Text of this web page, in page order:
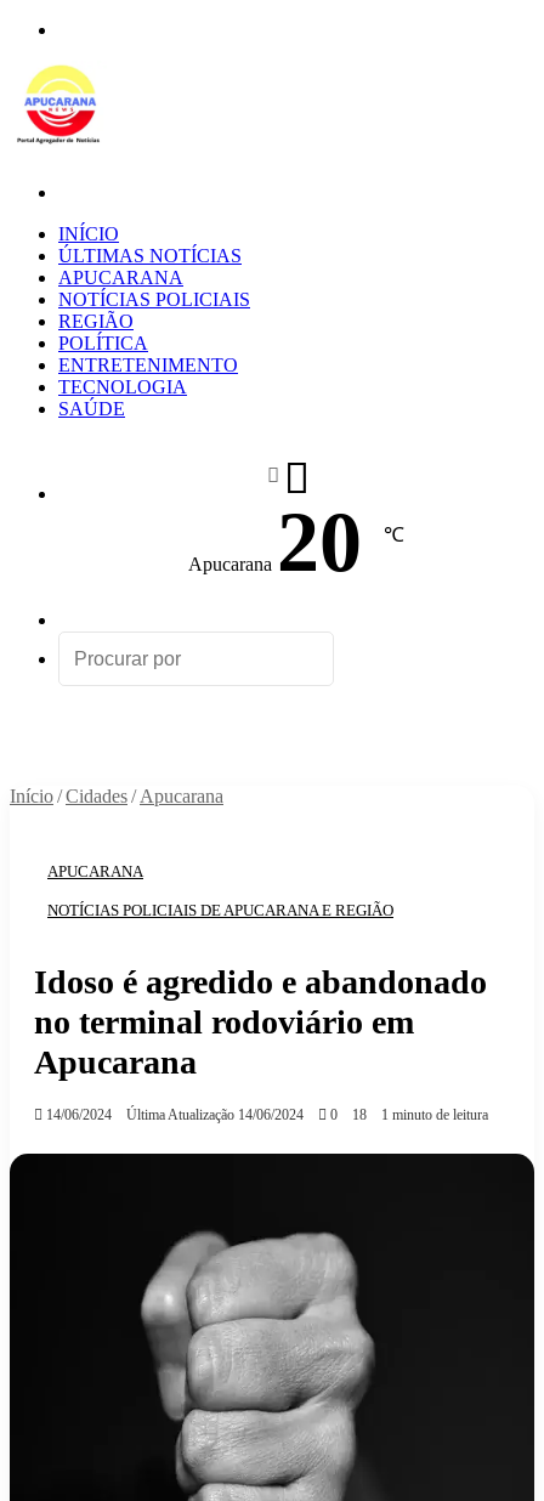
INÍCIO
ÚLTIMAS NOTÍCIAS
APUCARANA
NOTÍCIAS POLICIAIS
REGIÃO
POLÍTICA
ENTRETENIMENTO
TECNOLOGIA
SAÚDE
Apucarana 20 ℃
aleatório
Início/Cidades/ Apucarana
APUCARANA
NOTÍCIAS POLICIAIS DE APUCARANA E REGIÃO
Idoso é agredido e abandonado
no terminal rodoviário em
Apucarana
14/06/2024 Última Atualização 14/06/2024 0 18 1 minuto de leitura